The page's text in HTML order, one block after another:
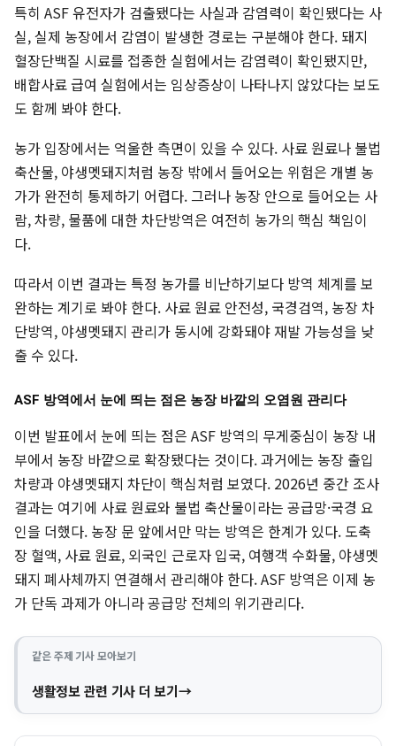
특히 ASF 유전자가 검출됐다는 사실과 감염력이 확인됐다는 사
실, 실제 농장에서 감염이 발생한 경로는 구분해야 한다. 돼지
혈장단백질 시료를 접종한 실험에서는 감염력이 확인됐지만,
배합사료 급여 실험에서는 임상증상이 나타나지 않았다는 보도
도 함께 봐야 한다.
농가 입장에서는 억울한 측면이 있을 수 있다. 사료 원료나 불법
축산물, 야생멧돼지처럼 농장 밖에서 들어오는 위험은 개별 농
가가 완전히 통제하기 어렵다. 그러나 농장 안으로 들어오는 사
람, 차량, 물품에 대한 차단방역은 여전히 농가의 핵심 책임이
다.
따라서 이번 결과는 특정 농가를 비난하기보다 방역 체계를 보
완하는 계기로 봐야 한다. 사료 원료 안전성, 국경검역, 농장 차
단방역, 야생멧돼지 관리가 동시에 강화돼야 재발 가능성을 낮
출 수 있다.
ASF 방역에서 눈에 띄는 점은 농장 바깥의 오염원 관리다
이번 발표에서 눈에 띄는 점은 ASF 방역의 무게중심이 농장 내
부에서 농장 바깥으로 확장됐다는 것이다. 과거에는 농장 출입
차량과 야생멧돼지 차단이 핵심처럼 보였다. 2026년 중간 조사
결과는 여기에 사료 원료와 불법 축산물이라는 공급망·국경 요
인을 더했다. 농장 문 앞에서만 막는 방역은 한계가 있다. 도축
장 혈액, 사료 원료, 외국인 근로자 입국, 여행객 수화물, 야생멧
돼지 폐사체까지 연결해서 관리해야 한다. ASF 방역은 이제 농
가 단독 과제가 아니라 공급망 전체의 위기관리다.
같은 주제 기사 모아보기
생활정보 관련 기사 더 보기